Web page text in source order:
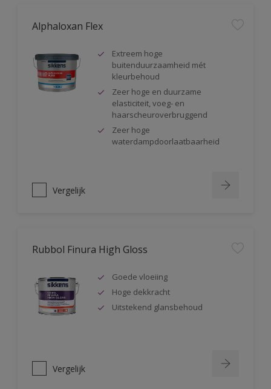
Alphaloxan Flex
Extreem hoge
buitenduurzaamheid mét
kleurbehoud
Zeer hoge en duurzame
elasticiteit, voeg- en
haarscheuroverbruggend
Zeer hoge
waterdampdoorlaatbaarheid
Vergelijk
Rubbol Finura High Gloss
Goede vloeiing
Hoge dekkracht
Uitstekend glansbehoud
Vergelijk